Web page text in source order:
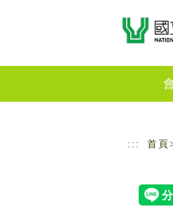
::: 首頁